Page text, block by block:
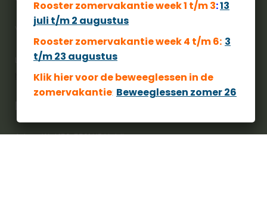
Voor een actieve zwembeleving moet u bij ons zijn.
Langs deze weg willen we u wijzen op ons privacy beleid.
https://www.citysportveldhoven.nl/privacybeleid/
Adres: Wal 152, 5501 HP Veldhoven
Rooster zomervakantie week 1 t/m 3:13
juli t/m 2 augustus
Rooster zomervakantie week 4 t/m 6: 3
t/m 23 augustus
Klik hier voor de beweeglessen in de
zomervakantie: Beweeglessen zomer 26